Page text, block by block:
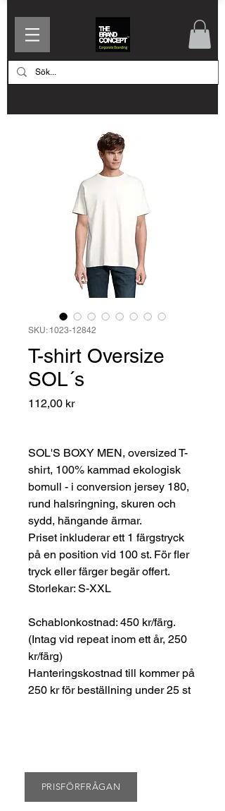
SKU: 1023-12842
T-shirt Oversize
SOL´s
112,00 krPris
SOL'S BOXY MEN, oversized T-
shirt, 100% kammad ekologisk
bomull - i conversion jersey 180,
rund halsringning, skuren och
sydd, hängande ärmar.
Priset inkluderar ett 1 färgstryck
på en position vid 100 st. För fler
tryck eller färger begär offert.
Storlekar: S-XXL
Schablonkostnad: 450 kr/färg.
(Intag vid repeat inom ett år, 250
kr/färg)
Hanteringskostnad till kommer på
250 kr för beställning under 25 st
PRISFÖRFRÅGAN